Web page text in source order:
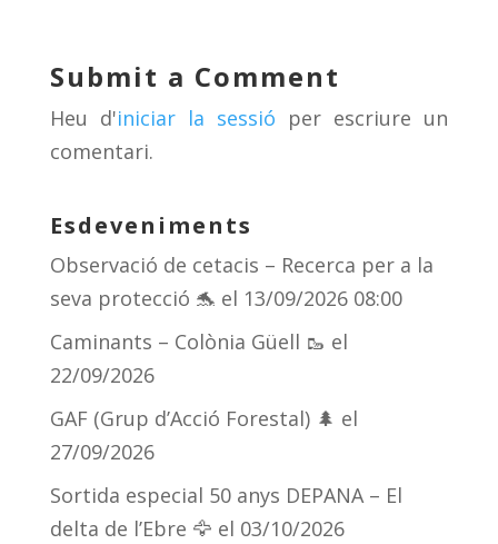
y d
s
a
m
ar
te
ix
Submit a Comment
Heu d'iniciar la sessió per escriure un
comentari.
Esdeveniments
Observació de cetacis – Recerca per a la
seva protecció 🐬 el 13/09/2026 08:00
Caminants – Colònia Güell 🥾 el
22/09/2026
GAF (Grup d’Acció Forestal) 🌲 el
27/09/2026
Sortida especial 50 anys DEPANA – El
delta de l’Ebre 🦅 el 03/10/2026